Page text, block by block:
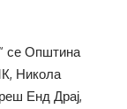
се Општина
Никола
Енд Драј,